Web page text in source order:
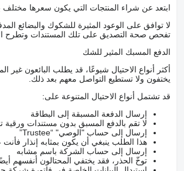
ابتعد عن شراء المنتجات التي يكون سعرها
لا توافق على الوعود المثيرة للشكوك
تفحص صحة التصديق على تلك المستندات وتطرح
الدفع المسبك المثير للشك
أكثر أنواع الاحتيال شيوعًا، قد يطلب البائعون
يختفون ولا تستطيع التواصل معهم بعد ذلك.
قد تشتمل أنواع الاحتيال المتنوعة على:
إرسال الدفعة المسبقة إلى البطاقة
لا تقم بالدفع المسبق بدون مستندات
إرسال إلى حساب "الوصي" “Trustee”
هذا الطلب ينبغي أن يكون بمثابه إنذار
إرسال إلى حساب الشركة باسم مشابه
توخّ الحذر، فقد يختفي المحتالون